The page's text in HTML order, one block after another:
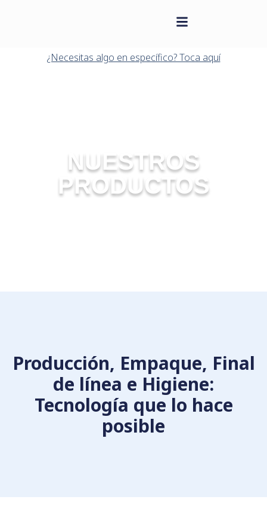
¿Necesitas algo en específico? Toca aquí
NUESTROS
PRODUCTOS
Producción, Empaque, Final
de línea e Higiene:
Tecnología que lo hace
posible